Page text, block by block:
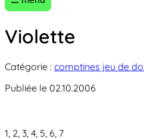
Violette
Catégorie : comptines jeu de
Publiée le 02.10.2006
1, 2, 3, 4, 5, 6, 7